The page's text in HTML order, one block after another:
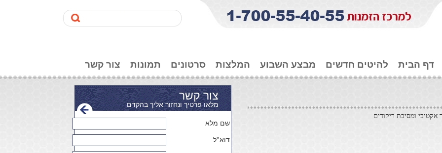
דף הבית להיטים חדשים מבצע השבוע המלצות סרטונים תמונות צור קשר
צור קשר
מלאו פרטיך ונחזור אליך בהקדם
שם מלא
דוא''ל
אקטיבי ומסיבת ריקודים